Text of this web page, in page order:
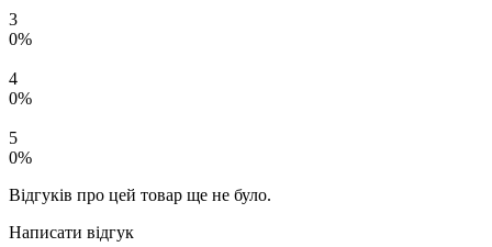
3
0%
4
0%
5
0%
Відгуків про цей товар ще не було.
Написати відгук